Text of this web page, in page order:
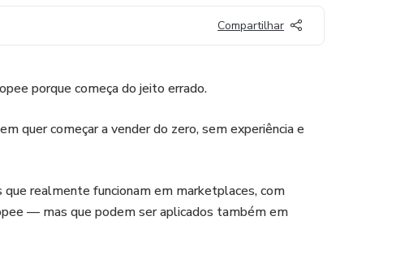
Compartilhar
porque começa do jeito errado.
quer começar a vender do zero, sem experiência e
realmente funcionam em marketplaces, com
— mas que podem ser aplicados também em